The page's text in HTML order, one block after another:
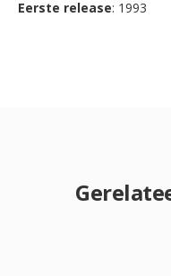
Eerste release: 1993